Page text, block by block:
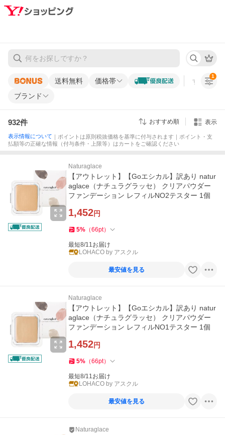
送料無料 価格帯 すべての条
ブランド
1
932件 おすすめ順 表示
表示情報について ｜ポイントは原則税抜価格を基準に付与されます｜ポイント・支
払額等の正確な情報（付与条件・上限等）はカートをご確認ください
Naturaglace
【アウトレット】【Goエシカル】訳あり natur
aglace（ナチュラグラッセ） クリアパウダー
ファンデーション レフィルNO2テスター 1個
1,452円
5% （66pt）
最短8/11お届け
LOHACO by アスクル
最安値を見る
Naturaglace
【アウトレット】【Goエシカル】訳あり natur
aglace（ナチュラグラッセ） クリアパウダー
ファンデーション レフィルNO1テスター 1個
1,452円
5% （66pt）
最短8/11お届け
LOHACO by アスクル
最安値を見る
Naturaglace